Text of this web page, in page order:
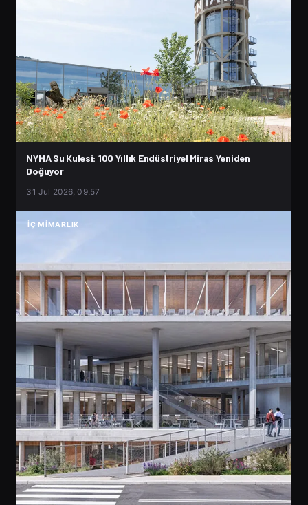
NYMA Su Kulesi: 100 Yıllık Endüstriyel Miras Yeniden
Doğuyor
31 Jul 2026, 09:57
İÇ MIMARLIK